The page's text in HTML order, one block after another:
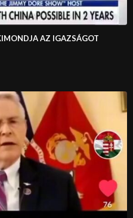
AZ IGAZSÁGOT